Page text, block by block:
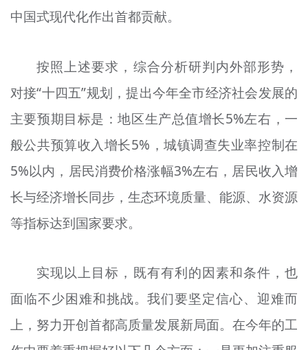
中国式现代化作出首都贡献。
按照上述要求，综合分析研判内外部形势，
对接“十四五”规划，提出今年全市经济社会发展的
主要预期目标是：地区生产总值增长5%左右，一
般公共预算收入增长5%，城镇调查失业率控制在
5%以内，居民消费价格涨幅3%左右，居民收入增
长与经济增长同步，生态环境质量、能源、水资源
等指标达到国家要求。
实现以上目标，既有有利的因素和条件，也
面临不少困难和挑战。我们要坚定信心、迎难而
上，努力开创首都高质量发展新局面。在今年的工